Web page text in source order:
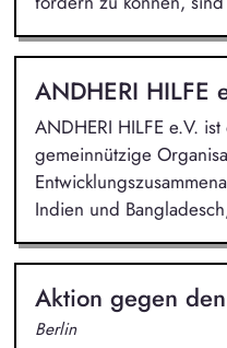
ANDHERI HILFE
ANDHERI HILFE e.V.
gemeinnützige
Indien und
Aktion gegen
Berlin